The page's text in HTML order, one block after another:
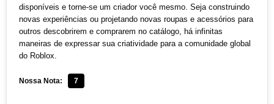
disponíveis e torne-se um criador você mesmo. Seja construindo
novas experiências ou projetando novas roupas e acessórios para
outros descobrirem e comprarem no catálogo, há infinitas
maneiras de expressar sua criatividade para a comunidade global
do Roblox.
Nossa Nota: 7